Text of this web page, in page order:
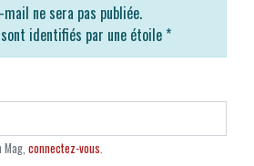
ne sera pas publiée.
identifiés par une étoile *
connectez-vous